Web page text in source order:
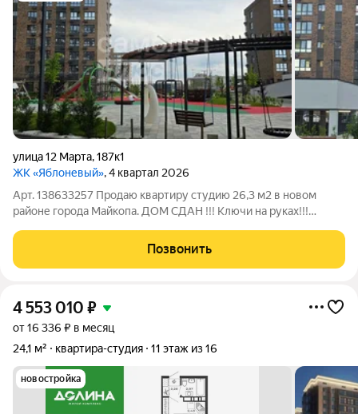
улица 12 Марта,187к1
ЖК «Яблоневый», 4 квартал 2026
Арт. 138633257 Продаю квартиру студию 26,3 м2 в новом
районе города Майкопа. ДОМ СДАН !!! Ключи на руках!!!
инфраструктурой! Квартира студия с интересной
планировкой, с двумя окнами и
Позвонить
4 553 010 ₽
от 16 336 ₽ в месяц
24,1 м²
квартира-студия 11 этаж из 16
новостройка